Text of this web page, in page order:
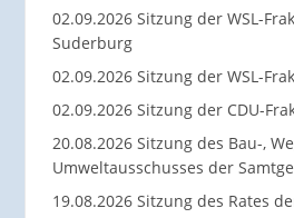
02.09.2026 Sitzung der WSL-
Suderburg
02.09.2026 Sitzung der WSL-
02.09.2026 Sitzung der CDU-
20.08.2026 Sitzung des Bau-,
Umweltausschusses der
19.08.2026 Sitzung des Rates